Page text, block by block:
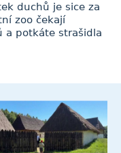
duchů je sice za
zoo čekají
a potkáte strašidla